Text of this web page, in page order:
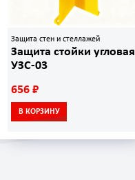
Защита стен и стеллажей
Защита стойки угловая
УЗС-03
656 ₽
В КОРЗИНУ